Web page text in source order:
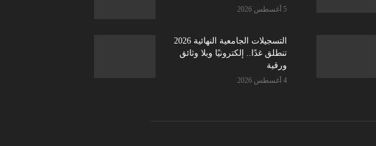
5 أغسطس 2026
التسجيلات الجامعية النهائية 2026
تنطلق غدًا.. إلكترونيًا وبلا وثائق
ورقية
4 أغسطس 2026